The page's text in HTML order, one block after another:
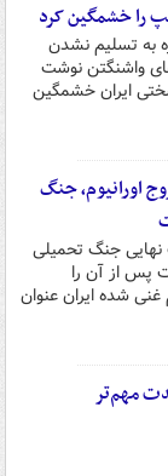
را خشمگین کرد
به تسلیم نشدن
واشنگتن نوشت
ایران خشمگین
اورانیوم، جنگ
جنگ تحمیلی
پس از آن را
غنی شده ایران عنوان
مهم‌تر